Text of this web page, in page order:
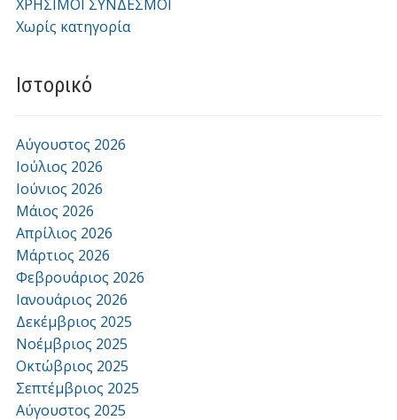
ΧΡΗΣΙΜΟΙ ΣΥΝΔΕΣΜΟΙ
Χωρίς κατηγορία
Ιστορικό
Αύγουστος 2026
Ιούλιος 2026
Ιούνιος 2026
Μάιος 2026
Απρίλιος 2026
Μάρτιος 2026
Φεβρουάριος 2026
Ιανουάριος 2026
Δεκέμβριος 2025
Νοέμβριος 2025
Οκτώβριος 2025
Σεπτέμβριος 2025
Αύγουστος 2025